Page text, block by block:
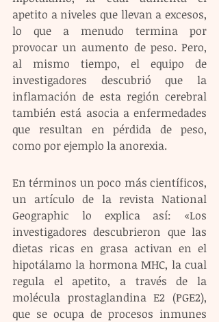
apetito a niveles que llevan a excesos,
lo que a menudo termina por
provocar un aumento de peso. Pero,
al mismo tiempo, el equipo de
investigadores descubrió que la
inflamación de esta región cerebral
también está asocia a enfermedades
que resultan en pérdida de peso,
como por ejemplo la anorexia.
En términos un poco más científicos,
un artículo de la revista National
Geographic lo explica así: «Los
investigadores descubrieron que las
dietas ricas en grasa activan en el
hipotálamo la hormona MHC, la cual
regula el apetito, a través de la
molécula prostaglandina E2 (PGE2),
que se ocupa de procesos inmunes